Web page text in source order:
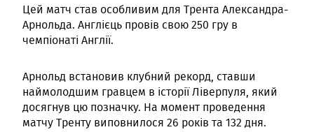
Цей матч став особливим для Трента Александра-
Арнольда. Англієць провів свою 250 гру в
чемпіонаті Англії.
Арнольд встановив клубний рекорд, ставши
наймолодшим гравцем в історії Ліверпуля, який
досягнув цю позначку. На момент проведення
матчу Тренту виповнилося 26 років та 132 дня.